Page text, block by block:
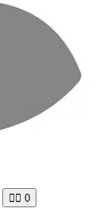
🧘‍♀️ 0